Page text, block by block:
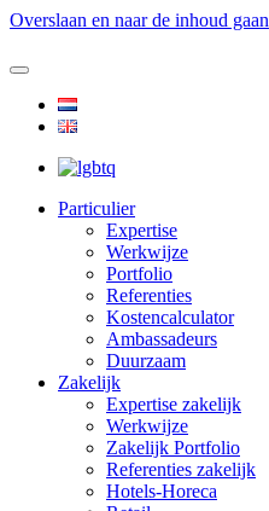
Overslaan en naar de inhoud gaan
Particulier
Expertise
Werkwijze
Portfolio
Referenties
Kostencalculator
Ambassadeurs
Duurzaam
Zakelijk
Expertise zakelijk
Werkwijze
Zakelijk Portfolio
Referenties zakelijk
Hotels-Horeca